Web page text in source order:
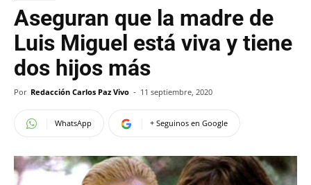
Aseguran que la madre de
Luis Miguel está viva y tiene
dos hijos más
Por Redacción Carlos Paz Vivo - 11 septiembre, 2020
WhatsApp + Seguinos en Google